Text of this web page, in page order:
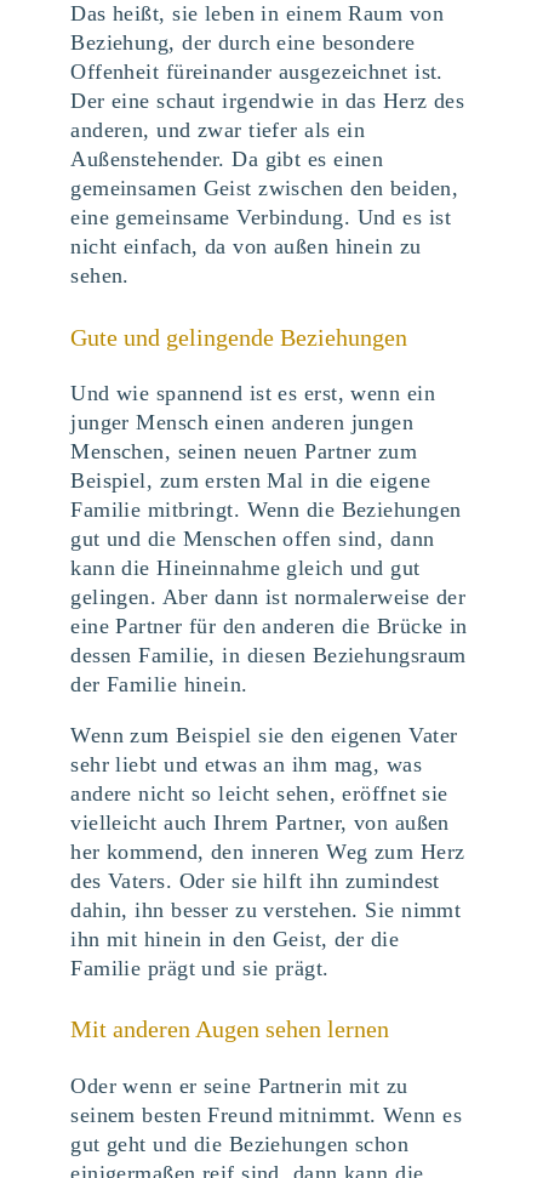
Das heißt, sie leben in einem Raum von
Beziehung, der durch eine besondere
Offenheit füreinander ausgezeichnet ist.
Der eine schaut irgendwie in das Herz des
anderen, und zwar tiefer als ein
Außenstehender. Da gibt es einen
gemeinsamen Geist zwischen den beiden,
eine gemeinsame Verbindung. Und es ist
nicht einfach, da von außen hinein zu
sehen.
Gute und gelingende Beziehungen
Und wie spannend ist es erst, wenn ein
junger Mensch einen anderen jungen
Menschen, seinen neuen Partner zum
Beispiel, zum ersten Mal in die eigene
Familie mitbringt. Wenn die Beziehungen
gut und die Menschen offen sind, dann
kann die Hineinnahme gleich und gut
gelingen. Aber dann ist normalerweise der
eine Partner für den anderen die Brücke in
dessen Familie, in diesen Beziehungsraum
der Familie hinein.
Wenn zum Beispiel sie den eigenen Vater
sehr liebt und etwas an ihm mag, was
andere nicht so leicht sehen, eröffnet sie
vielleicht auch Ihrem Partner, von außen
her kommend, den inneren Weg zum Herz
des Vaters. Oder sie hilft ihn zumindest
dahin, ihn besser zu verstehen. Sie nimmt
ihn mit hinein in den Geist, der die
Familie prägt und sie prägt.
Mit anderen Augen sehen lernen
Oder wenn er seine Partnerin mit zu
seinem besten Freund mitnimmt. Wenn es
gut geht und die Beziehungen schon
einigermaßen reif sind, dann kann die